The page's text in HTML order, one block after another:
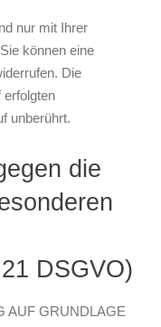
nur mit Ihrer
können eine
Die
unberührt.
die
DSGVO)
AUF GRUNDLAGE